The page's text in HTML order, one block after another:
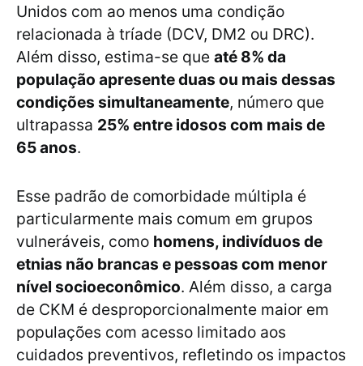
Unidos com ao menos uma condição
relacionada à tríade (DCV, DM2 ou DRC).
Além disso, estima-se que até 8% da
população apresente duas ou mais dessas
condições simultaneamente, número que
ultrapassa 25% entre idosos com mais de
65 anos.
Esse padrão de comorbidade múltipla é
particularmente mais comum em grupos
vulneráveis, como homens, indivíduos de
etnias não brancas e pessoas com menor
nível socioeconômico. Além disso, a carga
de CKM é desproporcionalmente maior em
populações com acesso limitado aos
cuidados preventivos, refletindo os impactos